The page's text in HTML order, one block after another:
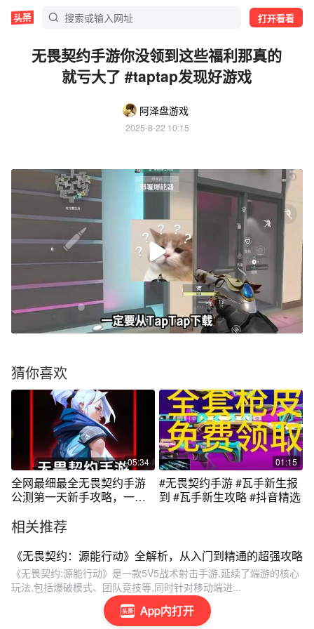
打开看看
App内打开
无畏契约手游你没领到这些福利那真的
就亏大了 #taptap发现好游戏
阿泽盘游戏
2025-8-22 10:15
猜你喜欢
05:34
全网最细最全无畏契约手游
公测第一天新手攻略，一小
01:15
#无畏契约手游 #瓦手新生报
到 #瓦手新生攻略 #抖音精选
相关推荐
《无畏契约：源能行动》全解析，从入门到精通的超强攻略
《无畏契约:源能行动》是一款5V5战术射击手游,延续了端游的核心
玩法,包括爆破模式、团队竞技等,同时针对移动端进...